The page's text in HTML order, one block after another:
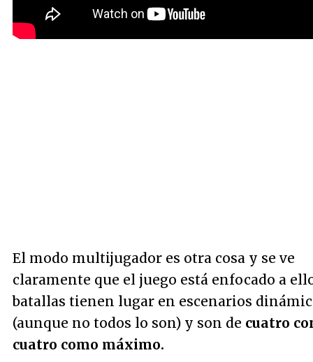
El modo multijugador es otra cosa y se ve
claramente que el juego está enfocado a
batallas tienen lugar en escenarios
(aunque no todos lo son) y son de cuatro
cuatro como máximo.